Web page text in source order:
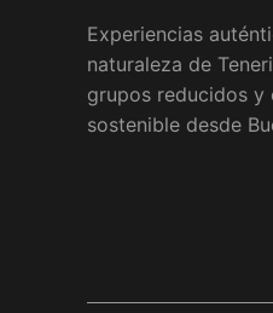
Experiencias
naturaleza de
grupos reducidos y
sostenible desde